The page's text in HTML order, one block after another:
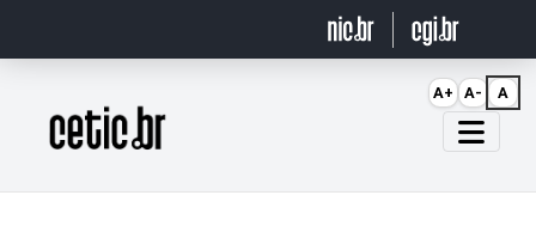
Página inicial
A+ A- A